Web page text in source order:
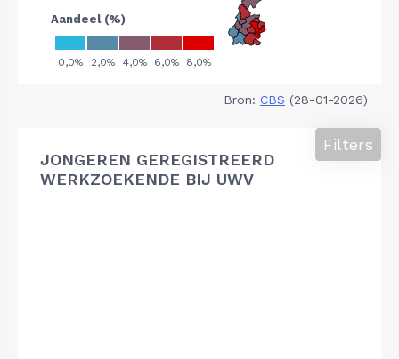
Bron: CBS (28-01-2026)
JONGEREN GEREGISTREERD
WERKZOEKENDE BIJ UWV
Filters